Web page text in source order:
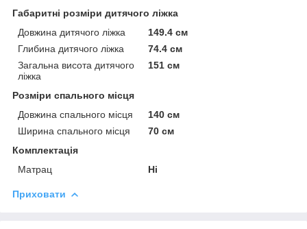
Габаритні розміри дитячого ліжка
Довжина дитячого ліжка
149.4 см
Глибина дитячого ліжка
74.4 см
Загальна висота дитячого
ліжка
151 см
Розміри спального місця
Довжина спального місця
140 см
Ширина спального місця
70 см
Комплектація
Матрац
Ні
Приховати